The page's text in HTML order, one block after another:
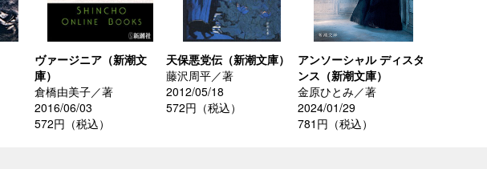
ヴァージニア（新潮文
庫）
倉橋由美子／著
2016/06/03
572円（税込）
天保悪党伝（新潮文庫）
藤沢周平／著
2012/05/18
572円（税込）
アンソーシャル ディスタ
ンス（新潮文庫）
金原ひとみ／著
2024/01/29
781円（税込）